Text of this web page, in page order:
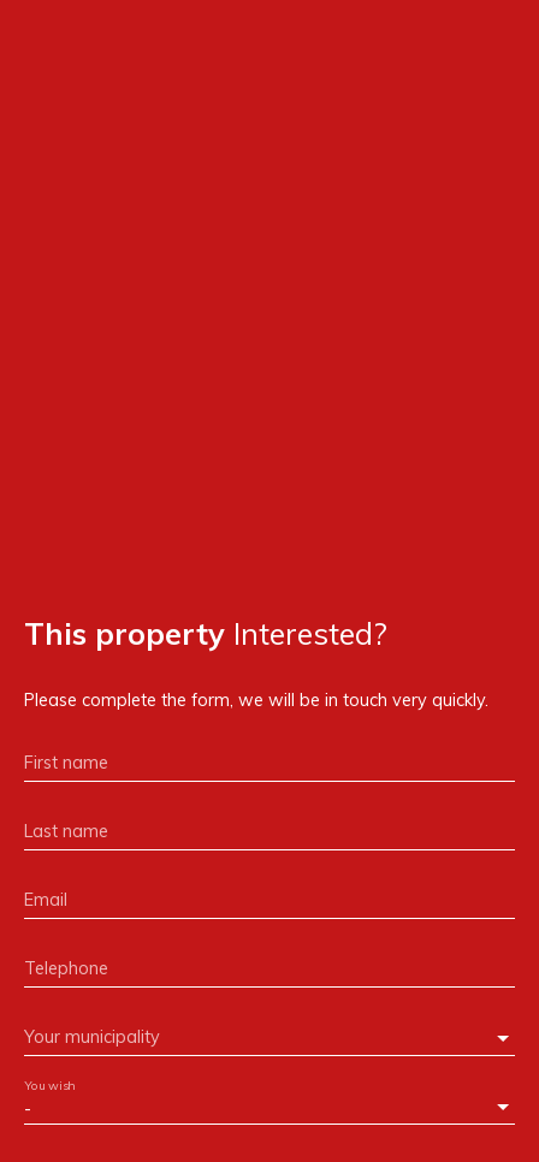
This property Interested?
Please complete the form, we will be in touch very quickly.
First name
Last name
Email
Telephone
Your municipality
-
You wish